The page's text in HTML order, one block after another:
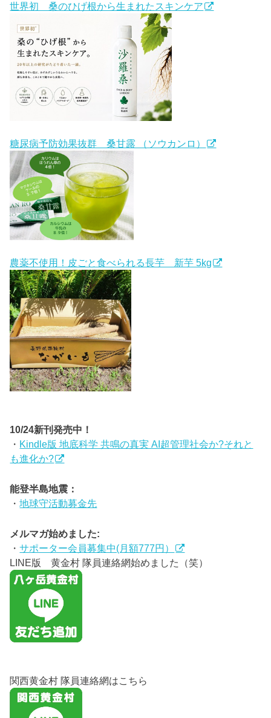
世界初 桑のひげ根から生まれたスキンケア
糖尿病予防効果抜群 桑甘露 （ソウカンロ）
農薬不使用！皮ごと食べられる長芋 新芋 5kg
10/24新刊発売中！
・ Kindle版 地底科学 共鳴の真実 AI超管理社会か?それと
も進化か?
能登半島地震：
・地球守活動募金先
メルマガ始めました:
・サポーター会員募集中(月額777円）
LINE版 黄金村 隊員連絡網始めました（笑）
関西黄金村 隊員連絡網はこちら